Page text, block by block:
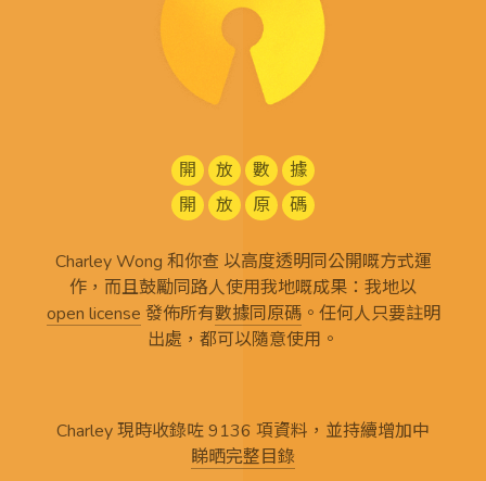
開 放 數
據
開
放 原 碼
Charley Wong 和你查 以高度透明同公開嘅方式運
作，而且鼓勵同路人使用我地嘅成果：我地以
open license 發佈所有數據同原碼。任何人只要註明
出處，都可以隨意使用。
Charley 現時收錄咗 9136 項資料，並持續增加中
睇晒完整目錄